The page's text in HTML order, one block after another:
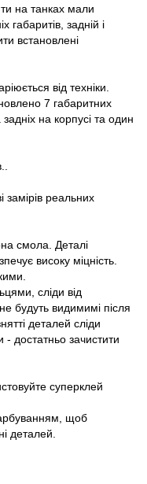
на танках мали
габаритів, задній і
встановлені
від техніки.
7 габаритних
на корпусі та один
замірів реальних
смола. Деталі
високу міцність.
сліди від
будуть видимимі після
деталей сліди
- достатньо зачистити
суперклей
щоб
деталей.